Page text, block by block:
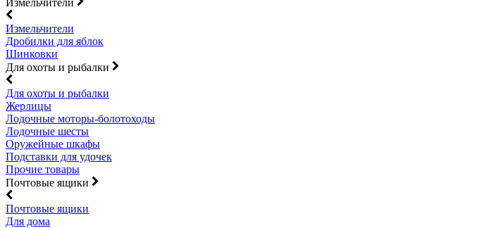
Измельчители
Измельчители
Дробилки для яблок
Шинковки
Для охоты и рыбалки
Для охоты и рыбалки
Жерлицы
Лодочные моторы-болотоходы
Лодочные шесты
Оружейные шкафы
Подставки для удочек
Прочие товары
Почтовые ящики
Почтовые ящики
Для дома